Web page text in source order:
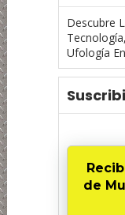
Descubre
Ufología
de